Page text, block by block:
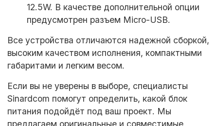
12.5W. В качестве дополнительной опции
предусмотрен разъем Micro-USB.
Все устройства отличаются надежной сборкой,
высоким качеством исполнения, компактными
габаритами и легким весом.
Если вы не уверены в выборе, специалисты
Sinardcom помогут определить, какой блок
питания подойдёт под ваш проект. Мы
предлагаем оригинальные и совместимые